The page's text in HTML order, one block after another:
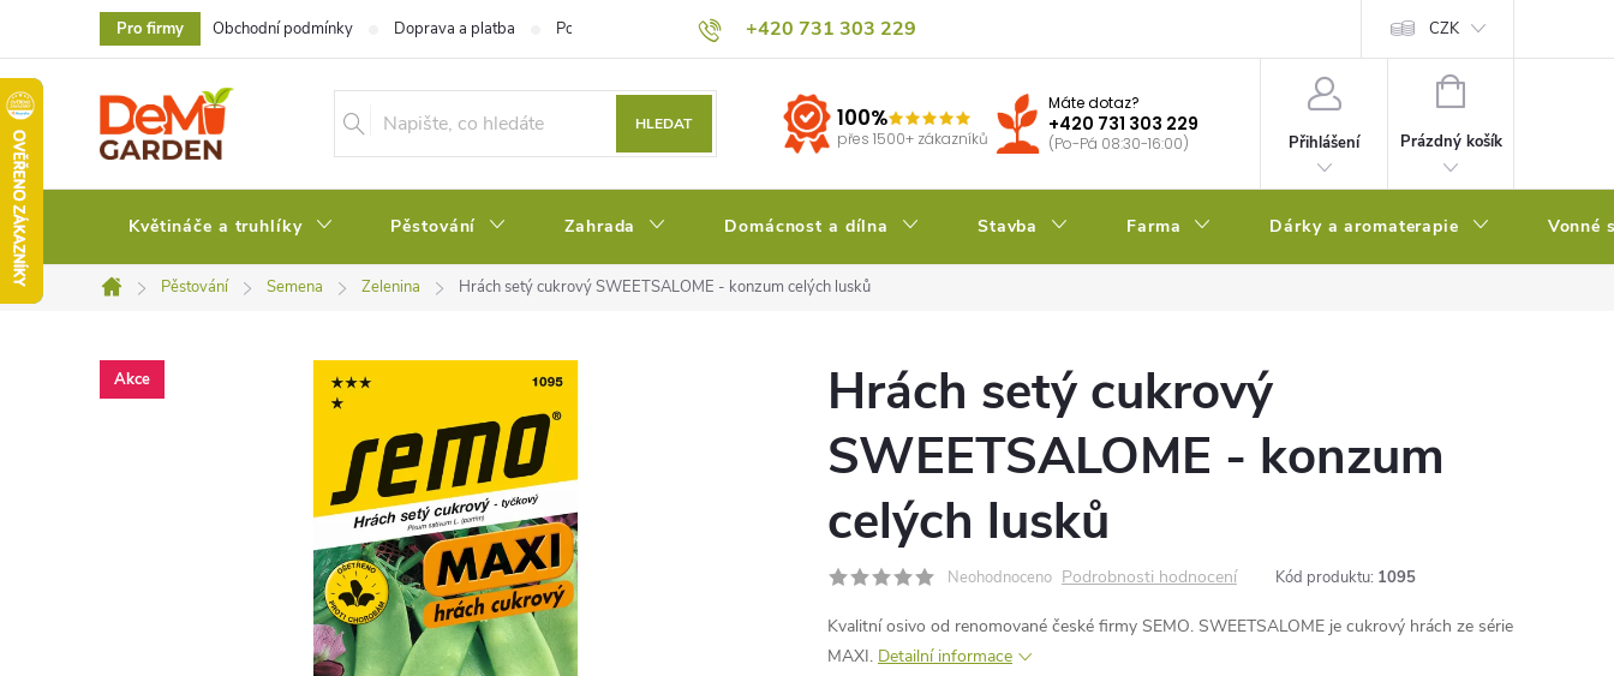
obsah
+420 731 303 229
Pro firmy Obchodní podmínky Doprava a platba Podmínky ochrany osobních údajů Pěstitelský blog CZK
HLEDAT 100%
přes 1500+ zákazníků
Máte dotaz?
+420 731 303 229
(Po-Pá 08:30-16:00) Přihlášení
NÁKUPNÍ
Prázdný košík
Květináče a truhlíky Pěstování Zahrada Domácnost a dílna Stavba Farma Dárky a aromaterapie Vonné
Domů
Pěstování Semena Zelenina Hrách setý cukrový SWEETSALOME - konzum celých lusků
Akce
Hrách setý cukrový
SWEETSALOME - konzum
celých lusků
Neohodnoceno Podrobnosti hodnocení Kód produktu: 1095
Kvalitní osivo od renomované české firmy SEMO. SWEETSALOME je cukrový hrách ze série
MAXI. Detailní informace